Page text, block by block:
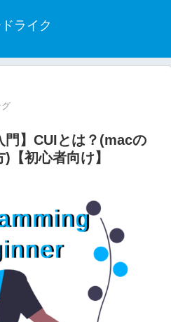
ライク
門】CUIとは？(macの
【初心者向け】